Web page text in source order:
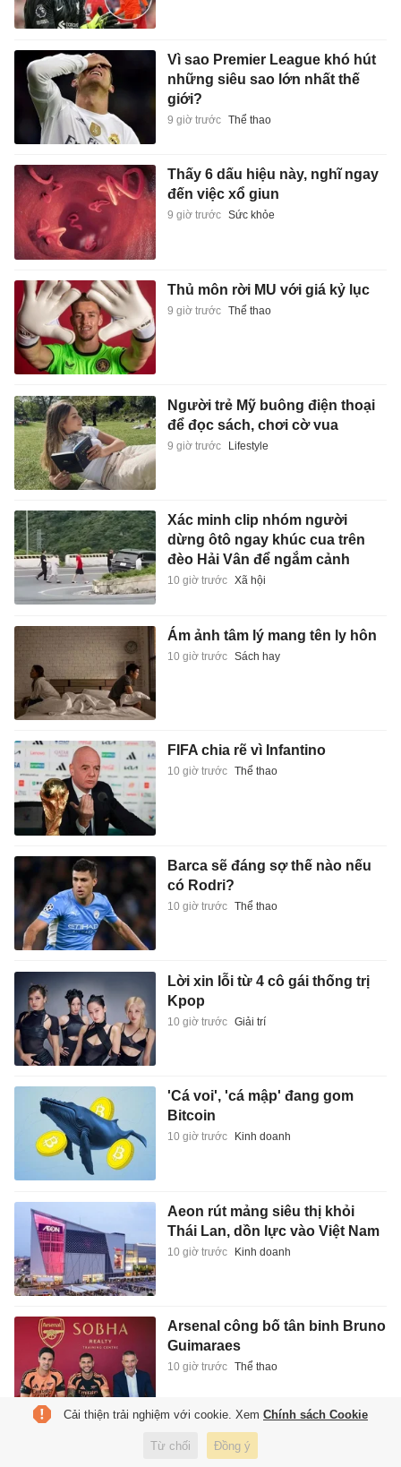
Vì sao Premier League khó hút
những siêu sao lớn nhất thế
giới?
9 giờ trước Thể thao
Thấy 6 dấu hiệu này, nghĩ ngay
đến việc xổ giun
9 giờ trước Sức khỏe
Thủ môn rời MU với giá kỷ lục
9 giờ trước Thể thao
Người trẻ Mỹ buông điện thoại
để đọc sách, chơi cờ vua
9 giờ trước Lifestyle
Xác minh clip nhóm người
dừng ôtô ngay khúc cua trên
đèo Hải Vân để ngắm cảnh
10 giờ trước Xã hội
Ám ảnh tâm lý mang tên ly hôn
10 giờ trước Sách hay
FIFA chia rẽ vì Infantino
10 giờ trước Thể thao
Barca sẽ đáng sợ thế nào nếu
có Rodri?
10 giờ trước Thể thao
Lời xin lỗi từ 4 cô gái thống trị
Kpop
10 giờ trước Giải trí
'Cá voi', 'cá mập' đang gom
Bitcoin
10 giờ trước Kinh doanh
Aeon rút mảng siêu thị khỏi
Thái Lan, dồn lực vào Việt Nam
10 giờ trước Kinh doanh
Arsenal công bố tân binh Bruno
Guimaraes
10 giờ trước Thể thao
Cha Messi qua đời
10 giờ trước Thể thao
Cải thiện trải nghiệm với cookie. Xem Chính sách Cookie
Từ chối Đồng ý